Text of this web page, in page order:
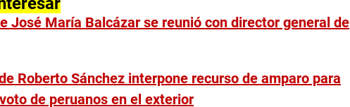
José María Balcázar se reunió con director general de
Roberto Sánchez interpone recurso de amparo para
de peruanos en el exterior